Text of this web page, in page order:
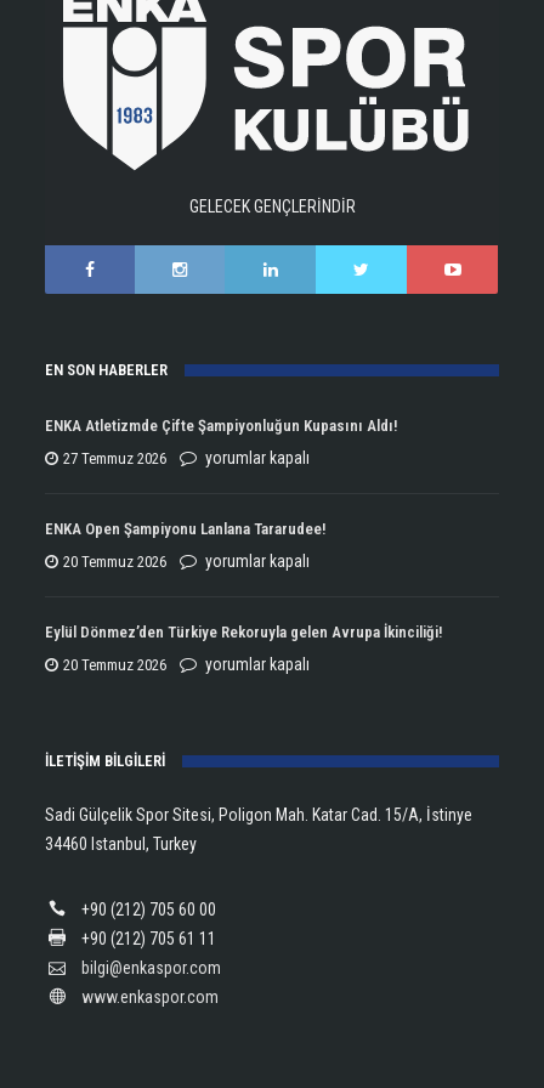
GELECEK GENÇLERİNDİR
EN SON HABERLER
ENKA Atletizmde Çifte Şampiyonluğun Kupasını Aldı!
27 Temmuz 2026
ENKA
Çifte
Şampiyonluğun
yorumlar kapalı
ENKA Open Şampiyonu Lanlana Tararudee!
20 Temmuz 2026
ENKA
Şampiyonu
Lanlana
yorumlar kapalı
Eylül Dönmez’den Türkiye Rekoruyla gelen Avrupa İkinciliği!
20 Temmuz 2026
Eylül
Rekoruyla
Avrupa
yorumlar kapalı
İLETİŞİM BİLGİLERİ
Sadi Gülçelik Spor Sitesi, Poligon Mah. Katar Cad. 15/A, İstinye
34460 Istanbul, Turkey
+90 (212) 705 60 00
+90 (212) 705 61 11
bilgi@enkaspor.com
www.enkaspor.com